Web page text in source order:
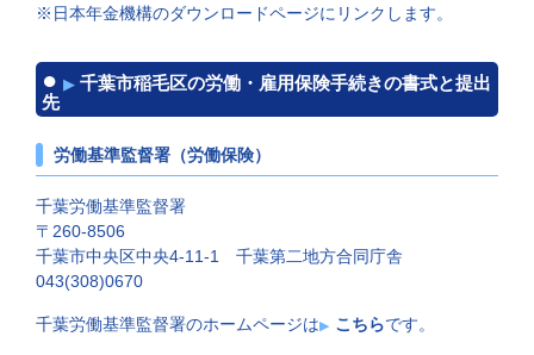
※日本年金機構のダウンロードページにリンクします。
千葉市稲毛区の労働・雇用保険手続きの書式と提出
先
労働基準監督署（労働保険）
千葉労働基準監督署
〒260-8506
千葉市中央区中央4-11-1 千葉第二地方合同庁舎
043(308)0670
千葉労働基準監督署のホームページは こちらです。